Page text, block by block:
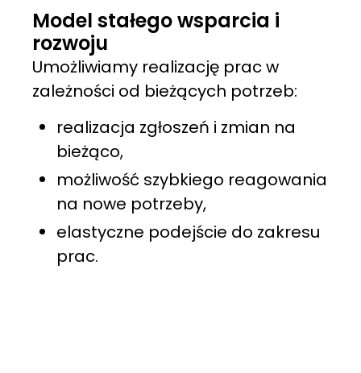
Model stałego wsparcia i
rozwoju
Umożliwiamy realizację prac w
zależności od bieżących potrzeb:
realizacja zgłoszeń i zmian na
bieżąco,
możliwość szybkiego reagowania
na nowe potrzeby,
elastyczne podejście do zakresu
prac.